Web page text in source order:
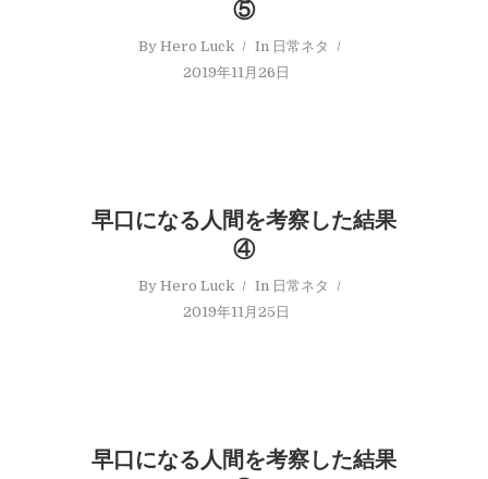
⑤
By Hero Luck In 日常ネタ
2019年11月26日
早口になる人間を考察した結果
④
By Hero Luck In 日常ネタ
2019年11月25日
早口になる人間を考察した結果